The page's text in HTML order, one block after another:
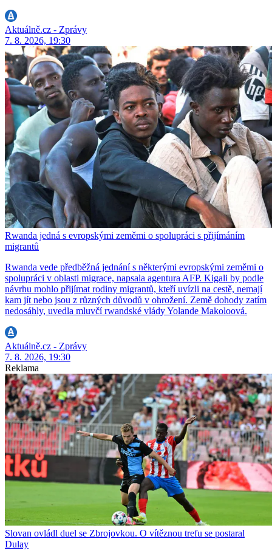
Aktuálně.cz - Zprávy
7. 8. 2026, 19:30
Rwanda jedná s evropskými zeměmi o spolupráci s přijímáním
migrantů
Rwanda vede předběžná jednání s některými evropskými zeměmi o
spolupráci v oblasti migrace, napsala agentura AFP. Kigali by podle
návrhu mohlo přijímat rodiny migrantů, kteří uvízli na cestě, nemají
kam jít nebo jsou z různých důvodů v ohrožení. Země dohody zatím
nedosáhly, uvedla mluvčí rwandské vlády Yolande Makoloová.
Aktuálně.cz - Zprávy
7. 8. 2026, 19:30
Reklama
Slovan ovládl duel se Zbrojovkou. O vítěznou trefu se postaral
Dulay